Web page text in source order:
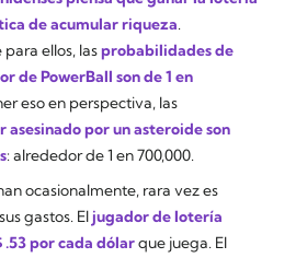
de acumular riqueza.
ellos, lasprobabilidades de
de PowerBall son de 1 en
eso en perspectiva, las
por un asteroide son
: alrededor de 1 en 700,000.
ocasionalmente, rara vez es
gastos. Eljugador de lotería
.53 por cada dólarque juega. El